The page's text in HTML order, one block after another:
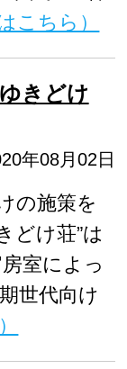
こちら）
きどけ
年08月02日
の施策を
どけ荘”は
室によっ
世代向け